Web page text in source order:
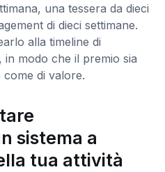
una tessera da dieci
di dieci settimane.
alla timeline di
in modo che il premio sia
di valore.
sistema a
tua attività